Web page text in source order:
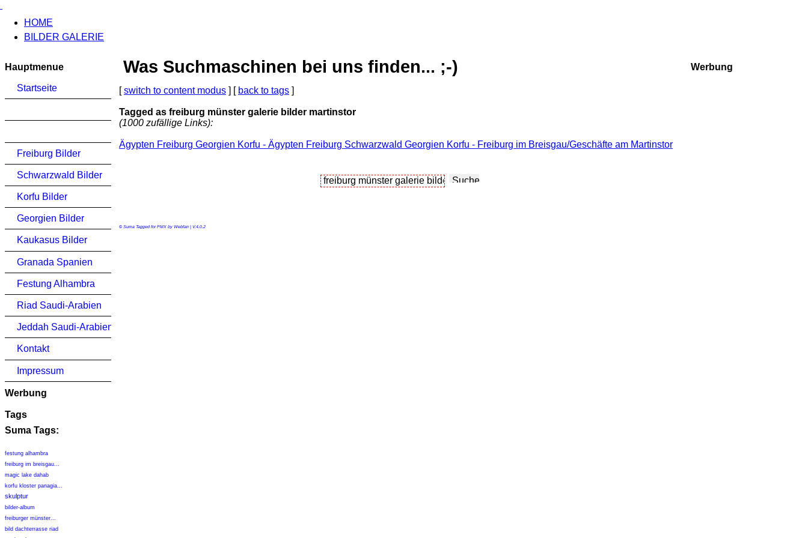
HOME
BILDER GALERIE
Hauptmenue
Startseite
Freiburg Bilder
Schwarzwald Bilder
Korfu Bilder
Georgien Bilder
Kaukasus Bilder
Granada Spanien
Festung Alhambra
Riad Saudi-Arabien
Jeddah Saudi-Arabien
Kontakt
Impressum
Werbung
Tags
Suma Tags:
festung alhambra
freiburg im breisgau...
magic lake dahab
korfu kloster panagia...
skulptur
bilder-album
freiburger münster...
bild dachterrasse riad
Was Suchmaschinen bei uns finden... ;-)
[switch to content modus ] [ back to tags ]
Tagged as freiburg münster galerie bilder martinstor
(1000 zufällige Links):
Ägypten Freiburg Georgien Korfu - Ägypten Freiburg Schwarzwald Georgien Korfu - Freiburg im Breisgau/Geschäfte am Martinstor
© Suma Tagged for PMX by Webfan | V.4.0.2
Werbung